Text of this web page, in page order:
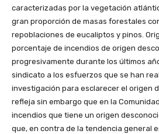
caracterizadas por la vegetación
gran proporción de masas forestales
repoblaciones de eucaliptos y pinos.
porcentaje de incendios de origen
progresivamente durante los últimos
sindicato a los esfuerzos que se han
investigación para esclarecer el origen
refleja sin embargo que en la
incendios que tiene un origen
que, en contra de la tendencia general